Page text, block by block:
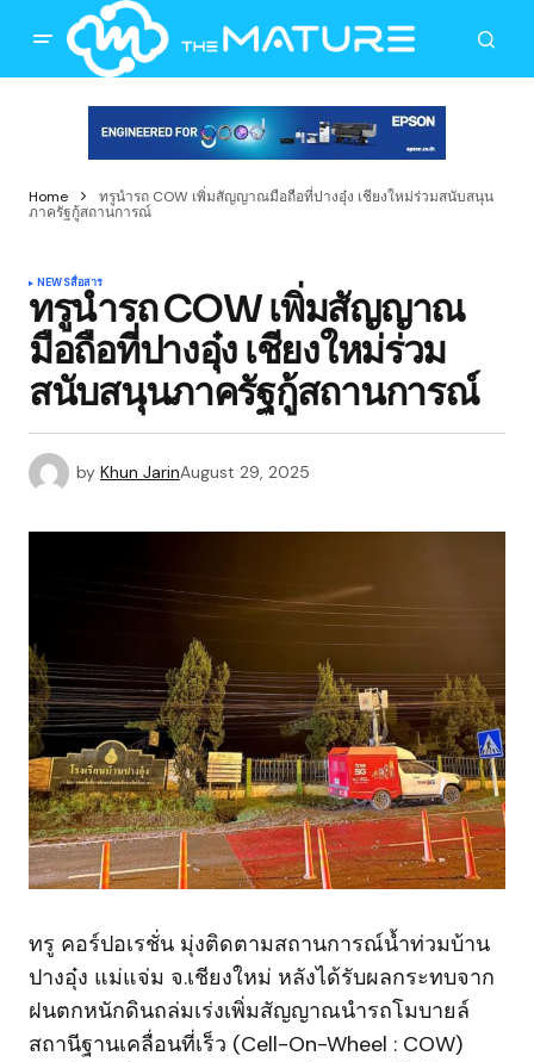
Home
ทรูนำรถ COW เพิ่มสัญญาณมือถือที่ปางอุ๋ง เชียงใหม่ร่วมสนับสนุน
ภาครัฐกู้สถานการณ์
NEWSสื่อสาร
ทรูนำรถ COW เพิ่มสัญญาณ
มือถือที่ปางอุ๋ง เชียงใหม่ร่วม
สนับสนุนภาครัฐกู้สถานการณ์
by Khun JarinAugust 29, 2025
ทรู คอร์ปอเรชั่น มุ่งติดตามสถานการณ์น้ำท่วมบ้าน
ปางอุ๋ง แม่แจ่ม จ.เชียงใหม่ หลังได้รับผลกระทบจาก
ฝนตกหนักดินถล่มเร่งเพิ่มสัญญาณนำรถโมบายล์
สถานีฐานเคลื่อนที่เร็ว (Cell-On-Wheel : COW)